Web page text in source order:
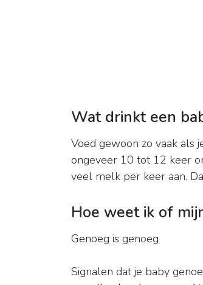
Wat drinkt een
Voed gewoon zo vaak als
ongeveer 10 tot 12 keer
veel melk per keer aan.
Hoe weet ik of
Genoeg is genoeg
Signalen dat je baby